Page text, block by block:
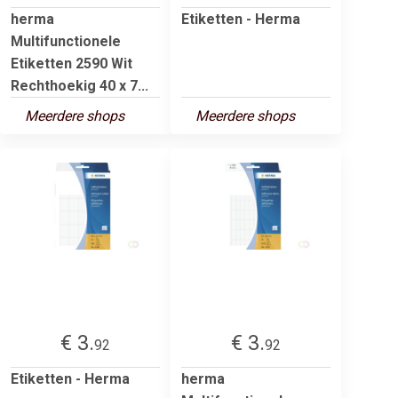
herma
Multifunctionele
Etiketten 2590 Wit
Rechthoekig 40 x 7...
Meerdere shops
Etiketten - Herma
Meerdere shops
€ 3.92
Etiketten - Herma
€ 3.92
herma